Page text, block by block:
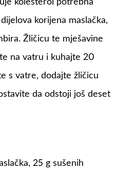
kolesterol potrebna
korijena maslačka,
Žličicu te mješavine
na vatru i kuhajte 20
s vatre, dodajte žličicu
da odstoji još deset
25 g sušenih